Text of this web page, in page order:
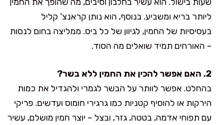
ליותר בריא ומשביע. בנוסף, הוא נותן קראנצ' קליל
בעסיסיות של החמין, לגיוון של כל ביס. ממליצה בחום לנסות
– האורחים תמיד שואלים מה הסוד.
2. האם אפשר להכין את החמין ללא בשר?
בהחלט. אפשר לוותר על הבשר לגמרי ולהגדיל את כמות
הירקות או להוסיף קטניות כמו גרגירי חומוס ועדשים. פריקי
עם תפוחי אדמה, בטטה, גזר, ובצל – יוצר חמין מושלם, עשיר